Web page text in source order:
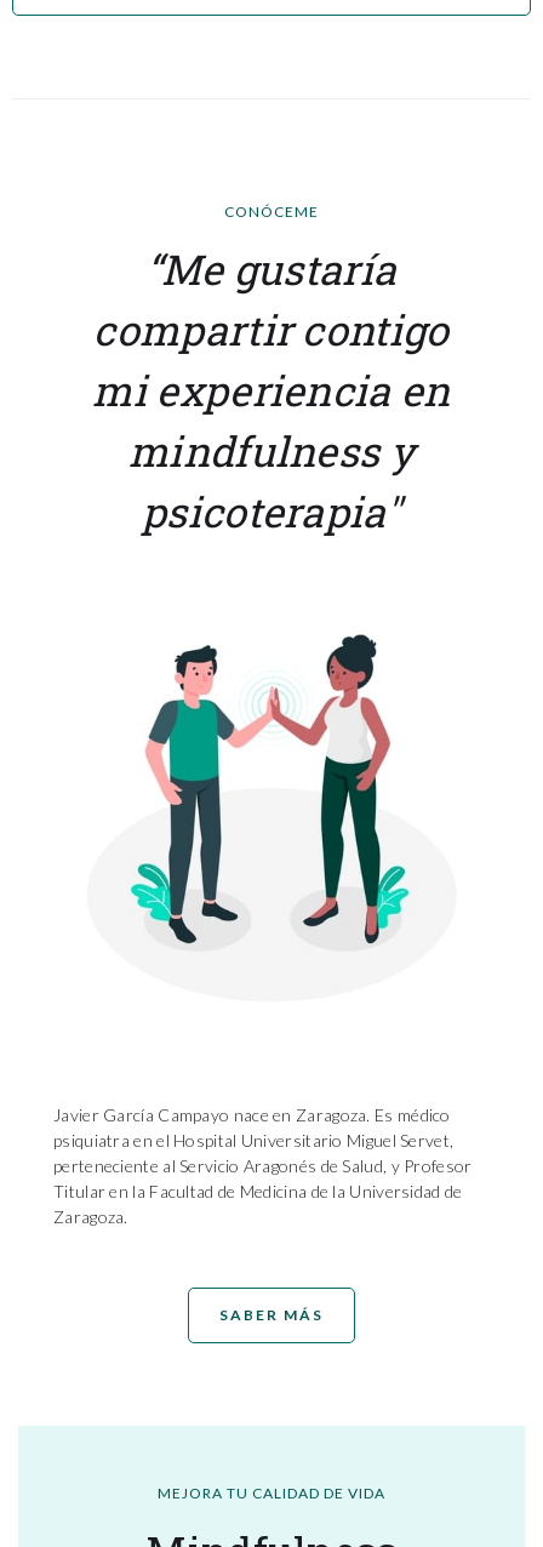
CONÓCEME
“Me gustaría
compartir contigo
mi experiencia en
mindfulness y
psicoterapia"
Javier García Campayo nace en Zaragoza. Es médico
psiquiatra en el Hospital Universitario Miguel Servet,
perteneciente al Servicio Aragonés de Salud, y Profesor
Titular en la Facultad de Medicina de la Universidad de
Zaragoza.
SABER MÁS
MEJORA TU CALIDAD DE VIDA